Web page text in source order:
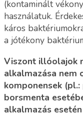
(kontaminált
használatuk.
káros
a jótékony
Viszont illóolajok
alkalmazása nem
komponensek
borsmenta
alkalmazás